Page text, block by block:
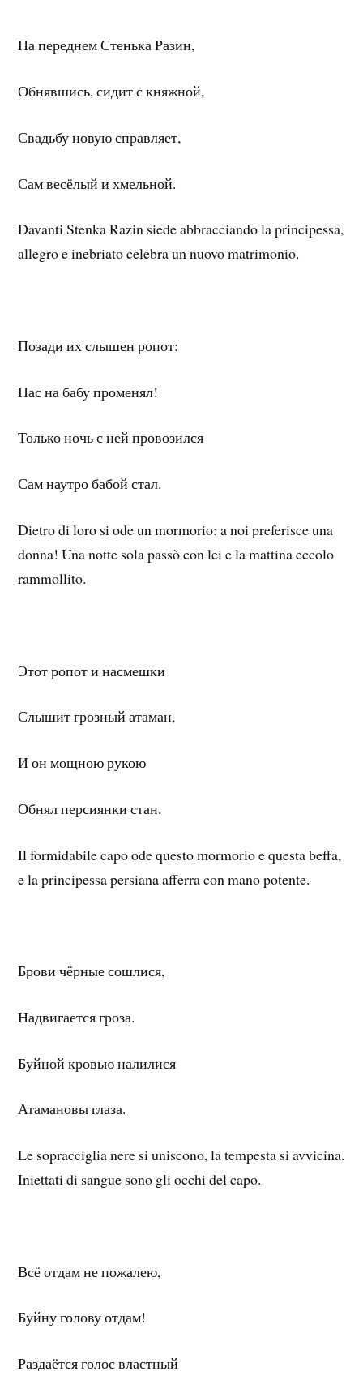
На переднем Стенька Разин,
Обнявшись, сидит с княжной,
Свадьбу новую справляет,
Сам весёлый и хмельной.
Davanti Stenka Razin siede abbracciando la principessa,
allegro e inebriato celebra un nuovo matrimonio.
Позади их слышен ропот:
Нас на бабу променял!
Только ночь с ней провозился
Сам наутро бабой стал.
Dietro di loro si ode un mormorio: a noi preferisce una
donna! Una notte sola passò con lei e la mattina eccolo
rammollito.
Этот ропот и насмешки
Слышит грозный атаман,
И он мощною рукою
Обнял персиянки стан.
Il formidabile capo ode questo mormorio e questa beffa,
e la principessa persiana afferra con mano potente.
Брови чёрные сошлися,
Надвигается гроза.
Буйной кровью налилися
Атамановы глаза.
Le sopracciglia nere si uniscono, la tempesta si avvicina.
Iniettati di sangue sono gli occhi del capo.
Всё отдам не пожалею,
Буйну голову отдам!
Раздаётся голос властный